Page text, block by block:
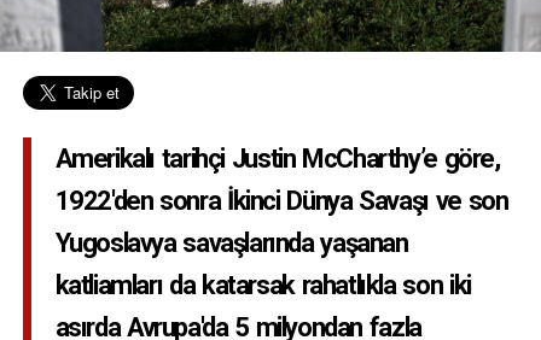
Amerikalı tarihçi Justin McCharthy’e göre,
1922'den sonra İkinci Dünya Savaşı ve son
Yugoslavya savaşlarında yaşanan
katliamları da katarsak rahatlıkla son iki
asırda Avrupa'da 5 milyondan fazla